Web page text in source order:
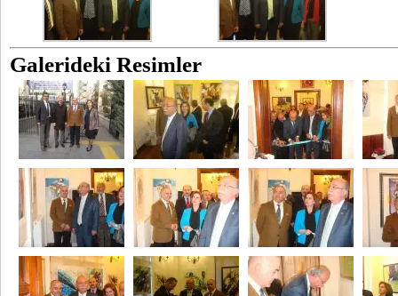
Galerideki Resimler